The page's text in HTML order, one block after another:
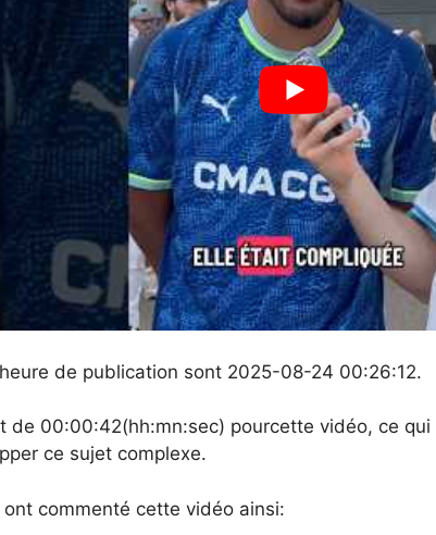
de publication sont 2025-08-24 00:26:12.
de 00:00:42(hh:mn:sec) pourcette vidéo, ce
ce sujet complexe.
commenté cette vidéo ainsi: